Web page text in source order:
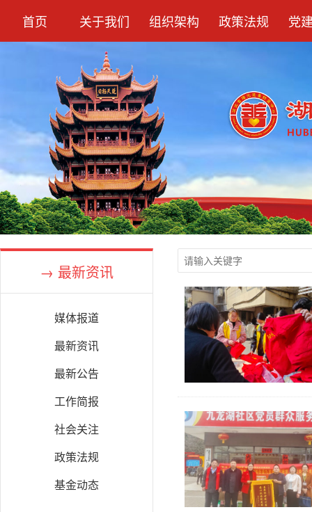
首页 关于我们 组织架构 政策法规 党
→ 最新资讯
媒体报道
最新资讯
最新公告
工作简报
社会关注
政策法规
基金动态